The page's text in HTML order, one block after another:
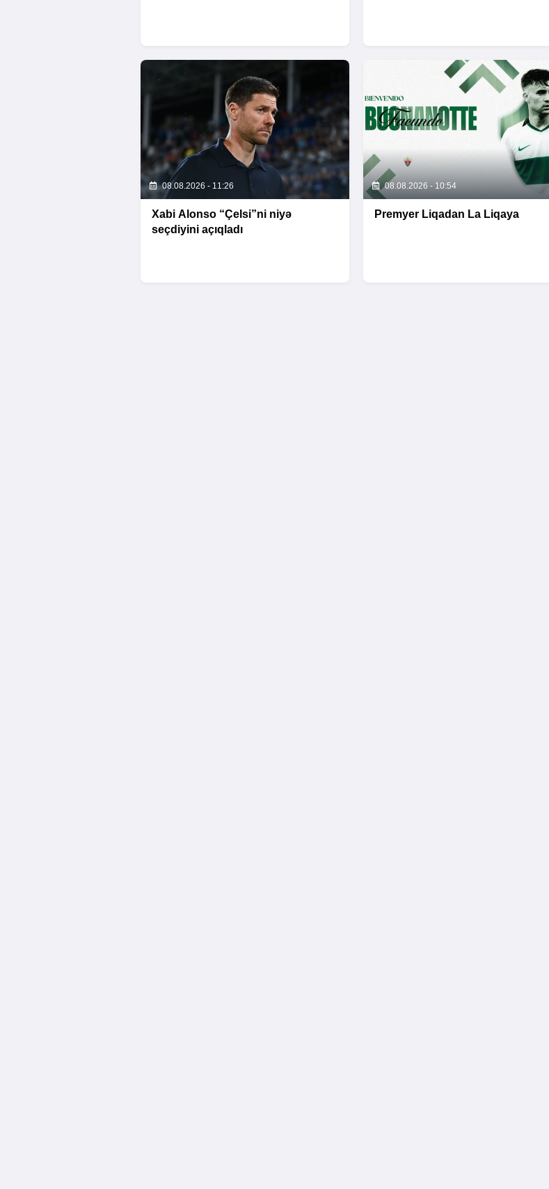
08.08.2026 - 11:26
Xabi Alonso “Çelsi”ni niyə
seçdiyini açıqladı
08.08.2026 - 10:54
Premyer Liqadan La Liqaya